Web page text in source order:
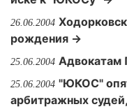
26.06.2004
рождения →
25.06.2004 Адвокатам
25.06.2004 "ЮКОС"
арбитражных